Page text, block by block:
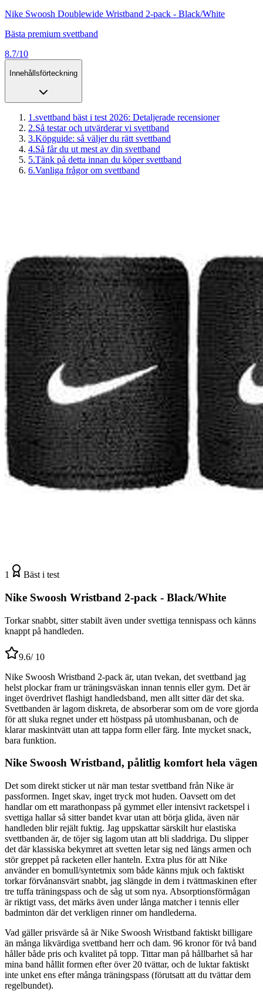
Nike Swoosh Doublewide Wristband 2-pack - Black/White
Bästa premium svettband
8.7/10
Innehållsförteckning
1 .svettband bäst i test 2026: Detaljerade recensioner
2.Så testar och utvärderar vi svettband
3.Köpguide: så väljer du rätt svettband
4.Så får du ut mest av din svettband
5.Tänk på detta innan du köper svettband
6.Vanliga frågor om svettband
1 Bäst i test
Nike Swoosh Wristband 2-pack - Black/White
Torkar snabbt, sitter stabilt även under svettiga tennispass och känns
knappt på handleden.
9.6/ 10
Nike Swoosh Wristband 2-pack är, utan tvekan, det svettband jag
helst plockar fram ur träningsväskan innan tennis eller gym. Det är
inget överdrivet flashigt handledsband, men allt sitter där det ska.
Svettbanden är lagom diskreta, de absorberar som om de vore gjorda
för att sluka regnet under ett höstpass på utomhusbanan, och de
klarar maskintvätt utan att tappa form eller färg. Inte mycket snack,
bara funktion.
Nike Swoosh Wristband, pålitlig komfort hela vägen
Det som direkt sticker ut när man testar svettband från Nike är
passformen. Inget skav, inget tryck mot huden. Oavsett om det
handlar om ett marathonpass på gymmet eller intensivt racketspel i
svettiga hallar så sitter bandet kvar utan att börja glida, även när
handleden blir rejält fuktig. Jag uppskattar särskilt hur elastiska
svettbanden är, de töjer sig lagom utan att bli sladdriga. Du slipper
det där klassiska bekymret att svetten letar sig ned längs armen och
stör greppet på racketen eller hanteln. Extra plus för att Nike
använder en bomull/syntetmix som både känns mjuk och faktiskt
torkar förvånansvärt snabbt, jag slängde in dem i tvättmaskinen efter
tre tuffa träningspass och de såg ut som nya. Absorptionsförmågan
är riktigt vass, det märks även under långa matcher i tennis eller
badminton där det verkligen rinner om handlederna.
Vad gäller prisvärde så är Nike Swoosh Wristband faktiskt billigare
än många likvärdiga svettband herr och dam. 96 kronor för två band
håller både pris och kvalitet på topp. Tittar man på hållbarhet så har
mina band hållit formen efter över 20 tvättar, och de luktar faktiskt
inte unket ens efter många träningspass (förutsatt att du tvättar dem
regelbundet).